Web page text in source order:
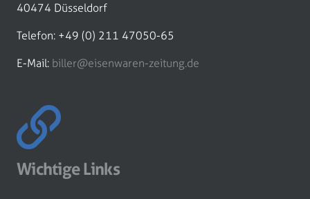
40474 Düsseldorf
Telefon: +49 (0) 211 47050-65
E-Mail: biller@eisenwaren-zeitung.de
Wichtige Links